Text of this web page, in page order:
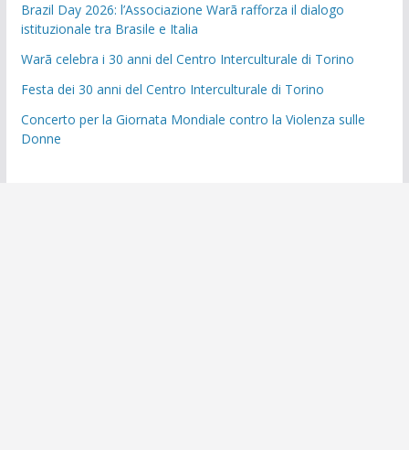
Brazil Day 2026: l’Associazione Warã rafforza il dialogo
istituzionale tra Brasile e Italia
Warã celebra i 30 anni del Centro Interculturale di Torino
Festa dei 30 anni del Centro Interculturale di Torino
Concerto per la Giornata Mondiale contro la Violenza sulle
Donne